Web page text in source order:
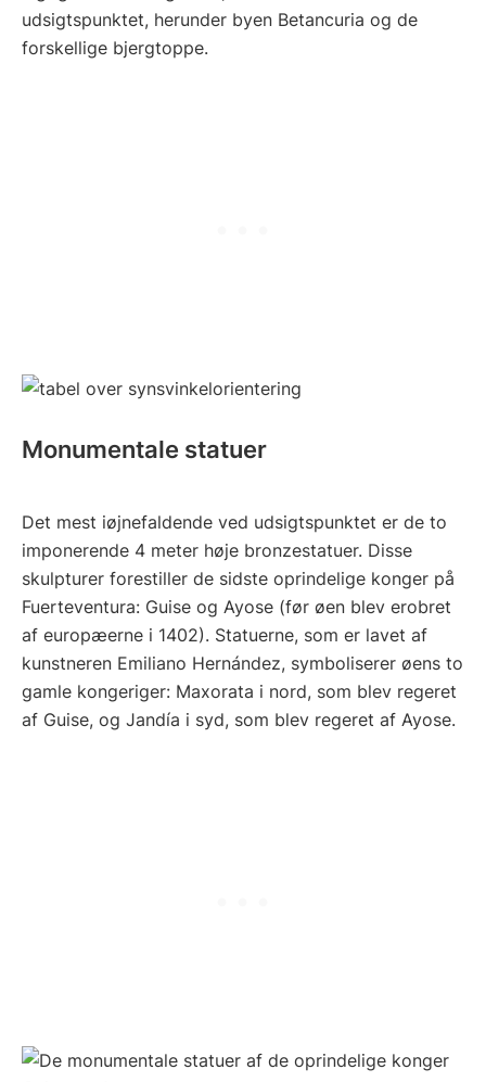
udsigtspunktet, herunder byen Betancuria og de
forskellige bjergtoppe.
Monumentale statuer
Det mest iøjnefaldende ved udsigtspunktet er de to
imponerende 4 meter høje bronzestatuer. Disse
skulpturer forestiller de sidste oprindelige konger på
Fuerteventura: Guise og Ayose (før øen blev erobret
af europæerne i 1402). Statuerne, som er lavet af
kunstneren Emiliano Hernández, symboliserer øens to
gamle kongeriger: Maxorata i nord, som blev regeret
af Guise, og Jandía i syd, som blev regeret af Ayose.